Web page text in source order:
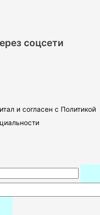
соцсети
и согласен с Политикой